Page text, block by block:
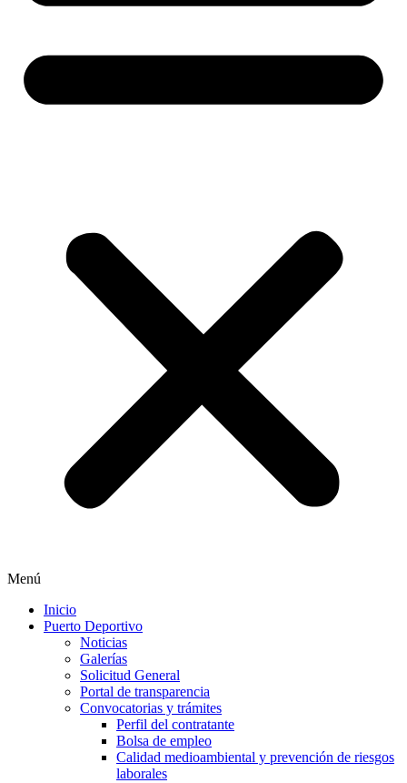
Menú
Inicio
Puerto Deportivo
Noticias
Galerías
Solicitud General
Portal de transparencia
Convocatorias y trámites
Perfil del contratante
Bolsa de empleo
Calidad medioambiental y prevención de riesgos
laborales